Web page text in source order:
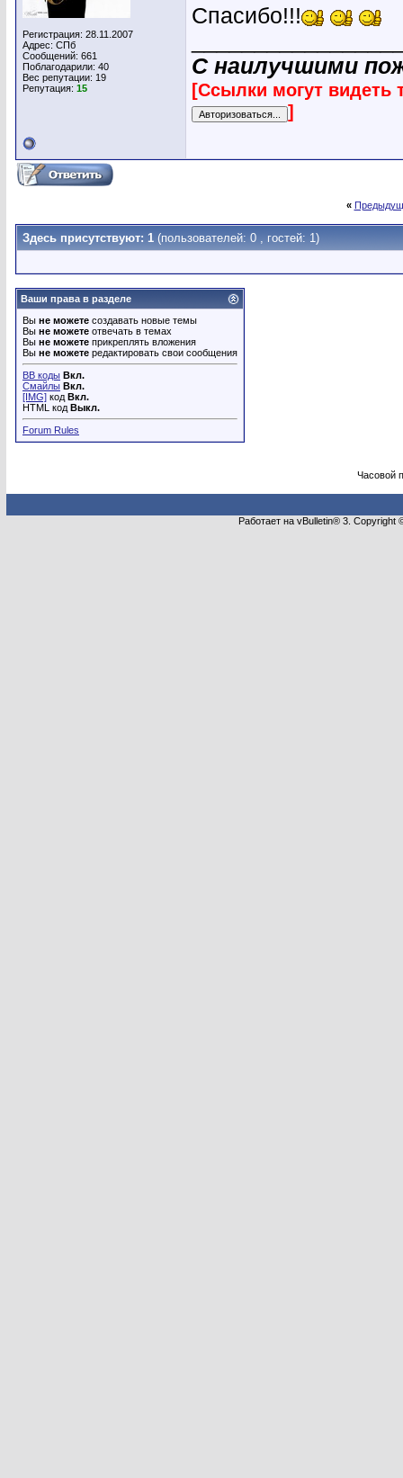
Регистрация: 28.11.2007
Адрес: СПб
Сообщений: 661
Поблагодарили: 40
Вес репутации: 19
Репутация: 15
Спасибо!!!
С наилучшими
[Ссылки могут видеть
]
«
Здесь присутствуют: 1 (пользователей: 0 , гостей: 1)
Ваши права в разделе
Вы не можете создавать новые темы
Вы не можете отвечать в темах
Вы не можете прикреплять вложения
Вы не можете редактировать свои сообщения
BB коды Вкл.
Смайлы Вкл.
[IMG] код Вкл.
HTML код Выкл.
Forum Rules
Часовой
Работает на vBulletin® 3.